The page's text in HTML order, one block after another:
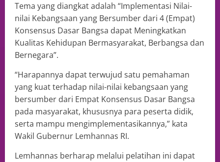
Tema yang diangkat adalah “Implementasi Nilai-
nilai Kebangsaan yang Bersumber dari 4 (Empat)
Konsensus Dasar Bangsa dapat Meningkatkan
Kualitas Kehidupan Bermasyarakat, Berbangsa dan
Bernegara”.
“Harapannya dapat terwujud satu pemahaman
yang kuat terhadap nilai-nilai kebangsaan yang
bersumber dari Empat Konsensus Dasar Bangsa
pada masyarakat, khususnya para peserta didik,
serta mampu mengimplementasikannya,” kata
Wakil Gubernur Lemhannas RI.
Lemhannas berharap melalui pelatihan ini dapat